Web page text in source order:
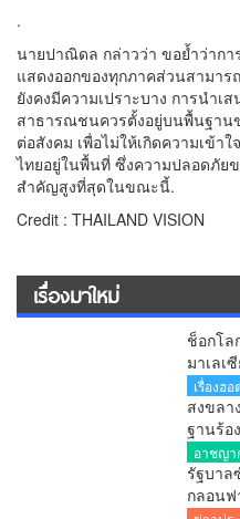
.
นายปาณิดล กล่าวว่า ขอย้ำว่ากา
แสดงออกของทุกภาคส่วนสามา
ยังคงมีความเปราะบาง การนำเ
สาธารณชนควรตั้งอยู่บนพื้นฐาน
ต่อสังคม เพื่อไม่ให้เกิดความเข้า
ไทยอยู่ในพื้นที่ ซึ่งความปลอดภัย
สำคัญสูงที่สุดในขณะนี้.
Credit : THAILAND VISION
เรื่องมาใหม่
ช็อกโล
มาเลเ
กิโลก
เรื่องฮ
สงขลา
ฐานร้อ
ถ่ายค
หลายร
อาชญา
รัฐบาล
กลอนฟ